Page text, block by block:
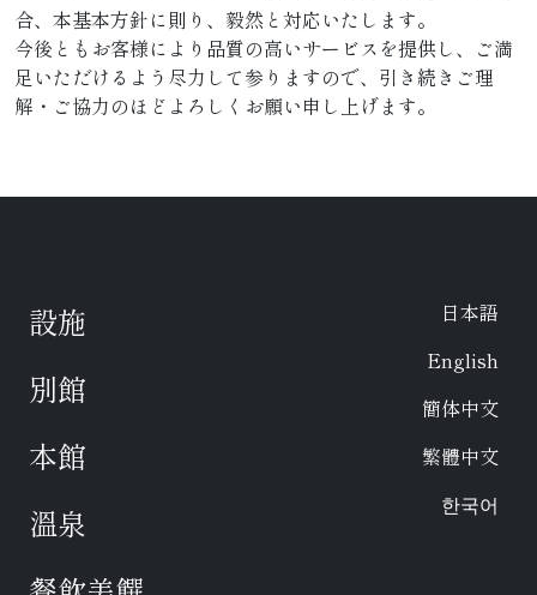
合、本基本方針に則り、毅然と対応いたします。
今後ともお客様により品質の高いサービスを提供し、ご満
足いただけるよう尽力して参りますので、引き続きご理
解・ご協力のほどよろしくお願い申し上げます。
設施
別館
本館
溫泉
日本語
English
簡体中文
繁體中文
한국어